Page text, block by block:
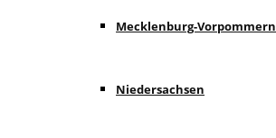
Mecklenburg-Vorpommern
Niedersachsen